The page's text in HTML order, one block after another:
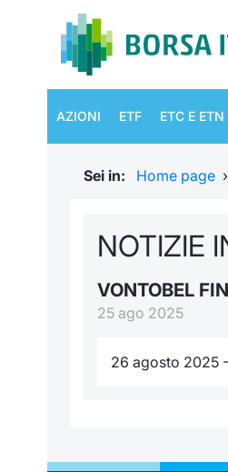
AZIONI ETF ETC E ETN
Sei in: Home page ›
NOTIZIE
VONTOBEL
25 ago 2025
26 agosto 2025